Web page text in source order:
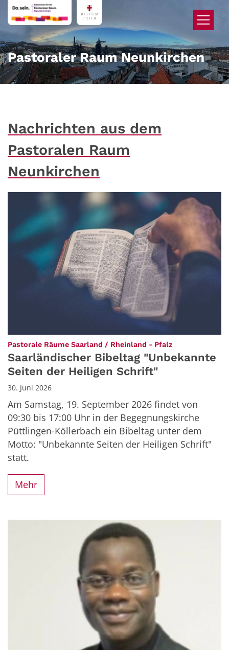
Zum Inhalt springen
Pastoraler Raum Neunkirchen
Nachrichten aus dem
Pastoralen Raum
Neunkirchen
Pastorale Räume Saarland / Rheinland - Pfalz:
Saarländischer Bibeltag "Unbekannte
Seiten der Heiligen Schrift"
30. Juni 2026
Am Samstag, 19. September 2026 findet von
09:30 bis 17:00 Uhr in der Begegnungskirche
Püttlingen-Köllerbach ein Bibeltag unter dem
Motto: "Unbekannte Seiten der Heiligen Schrift"
statt.
Mehr